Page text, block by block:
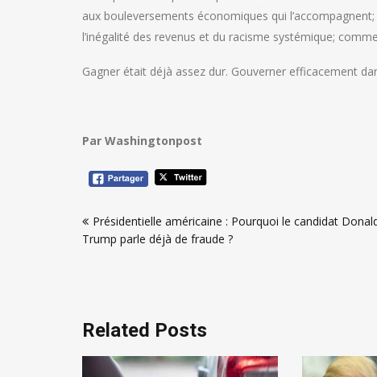
aux bouleversements économiques qui
l’inégalité des revenus et du racisme systémique;
Gagner était déjà assez dur. Gouverner efficacement
Par Washingtonpost
dePrésidentielle américaine : Pourquoi le candidat
Trump parle déjà de fraude ?
Related Posts